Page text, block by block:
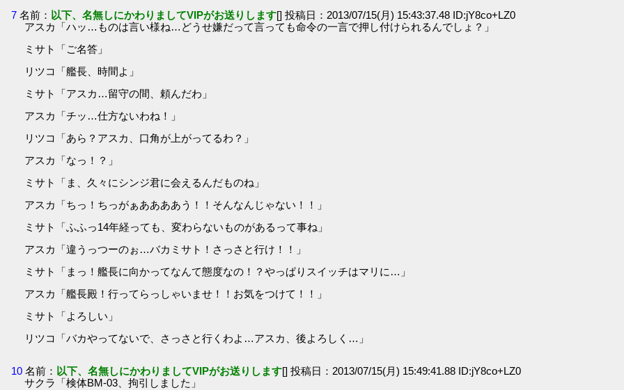
7 名前： 以下、名無しにかわりましてVIPがお送りします[] 投稿日：2013/07/15(月) 15:43:37.48 ID:jY8co+LZ0
アスカ「ハッ…ものは言い様ね…どうせ嫌だって言っても命令の一言で押し付けられるんでしょ？」
ミサト「ご名答」
リツコ「艦長、時間よ」
ミサト「アスカ…留守の間、頼んだわ」
アスカ「チッ…仕方ないわね！」
リツコ「あら？アスカ、口角が上がってるわ？」
アスカ「なっ！？」
ミサト「ま、久々にシンジ君に会えるんだものね」
アスカ「ちっ！ちっがぁああああう！！そんなんじゃない！！」
ミサト「ふふっ14年経っても、変わらないものがあるって事ね」
アスカ「違うっつーのぉ…バカミサト！さっさと行け！！」
ミサト「まっ！艦長に向かってなんて態度なの！？やっぱりスイッチはマリに…」
アスカ「艦長殿！行ってらっしゃいませ！！お気をつけて！！」
ミサト「よろしい」
リツコ「バカやってないで、さっさと行くわよ…アスカ、後よろしく…」
10 名前： 以下、名無しにかわりましてVIPがお送りします[] 投稿日：2013/07/15(月) 15:49:41.88 ID:jY8co+LZ0
サクラ「検体BM-03、拘引しました」